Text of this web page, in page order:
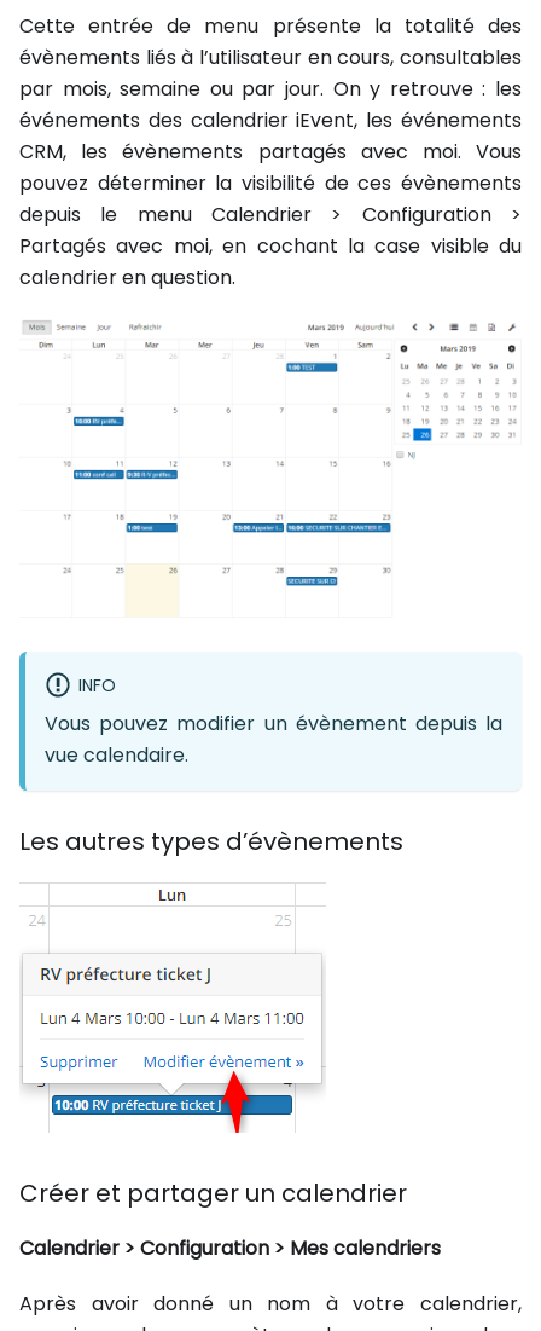
Cette entrée de menu présente la totalité des
évènements liés à l’utilisateur en cours, consultables
par mois, semaine ou par jour. On y retrouve : les
événements des calendrier iEvent, les événements
CRM, les évènements partagés avec moi. Vous
pouvez déterminer la visibilité de ces évènements
depuis le menu Calendrier > Configuration >
Partagés avec moi, en cochant la case visible du
calendrier en question.
INFO
Vous pouvez modifier un évènement depuis la
vue calendaire.
Les autres types d’évènements
Créer et partager un calendrier
Calendrier > Configuration > Mes calendriers
Après avoir donné un nom à votre calendrier,